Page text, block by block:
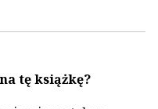
tę książkę?